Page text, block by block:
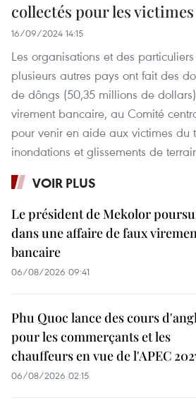
collectés pour les
16/09/2024 14:15
Les organisations et des
plusieurs autres pays ont fait des
de dôngs (50,35 millions de
virement bancaire, au Comité
pour venir en aide aux victimes du
inondations et glissements de
VOIR PLUS
Le président de Mekolor
dans une affaire de faux
bancaire
06/08/2026 09:41
Phu Quoc lance des cours
pour les commerçants et les
chauffeurs en vue de l'APEC
06/08/2026 02:15